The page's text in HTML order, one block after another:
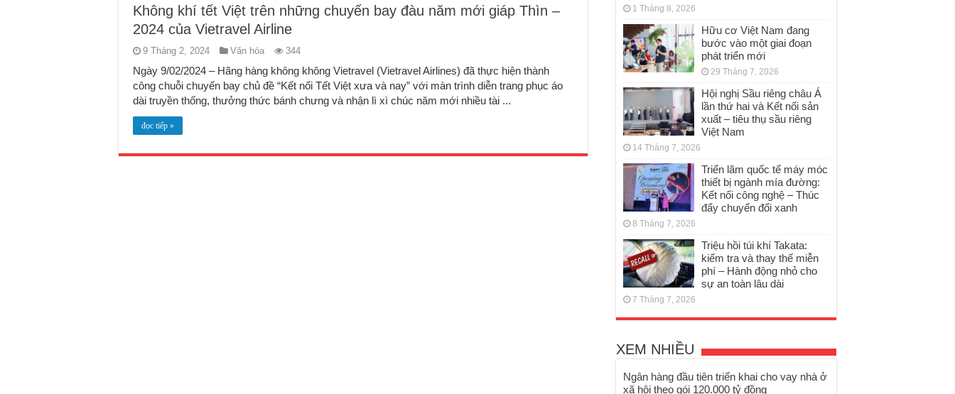
Không khí tết Việt trên những chuyến bay đàu năm mới giáp Thìn –
2024 của Vietravel Airline
9 Tháng 2, 2024 Văn hóa 344
Ngày 9/02/2024 – Hãng hàng không không Vietravel (Vietravel Airlines) đã thực hiện thành
công chuỗi chuyến bay chủ đề “Kết nối Tết Việt xưa và nay” với màn trình diễn trang phục áo
dài truyền thống, thưởng thức bánh chưng và nhận lì xì chúc năm mới nhiều tài ...
đọc tiếp »
1 Tháng 8, 2026
Hữu cơ Việt Nam đang
bước vào một giai đoạn
phát triển mới
29 Tháng 7, 2026
Hội nghị Sầu riêng châu Á
lần thứ hai và Kết nối sản
xuất – tiêu thụ sầu riêng
Việt Nam
14 Tháng 7, 2026
Triển lãm quốc tế máy móc
thiết bị ngành mía đường:
Kết nối công nghệ – Thúc
đẩy chuyển đổi xanh
8 Tháng 7, 2026
Triệu hồi túi khí Takata:
kiểm tra và thay thế miễn
phí – Hành động nhỏ cho
sự an toàn lâu dài
7 Tháng 7, 2026
XEM NHIỀU
Ngân hàng đầu tiên triển khai cho vay nhà ở
xã hội theo gói 120.000 tỷ đồng